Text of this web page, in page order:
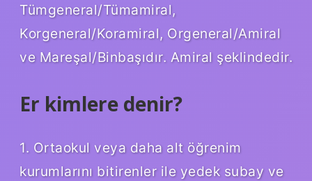
Tümgeneral/Tümamiral,
Korgeneral/Koramiral, Orgeneral/Amiral
ve Mareşal/Binbaşıdır. Amiral şeklindedir.
Er kimlere denir?
1. Ortaokul veya daha alt öğrenim
kurumlarını bitirenler ile yedek subay ve